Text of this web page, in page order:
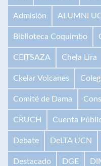
Admisión ALUMNI
Biblioteca Coquimbo
CEITSAZA Chela Lira
Ckelar Volcanes
Comité de Dama
CRUCH Cuenta
Debate DeLTA UCN
Destacado DGE